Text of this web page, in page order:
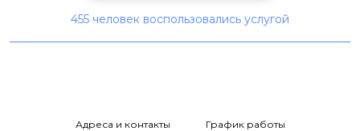
455 человек воспользовались услугой
Адреса и контакты График работы